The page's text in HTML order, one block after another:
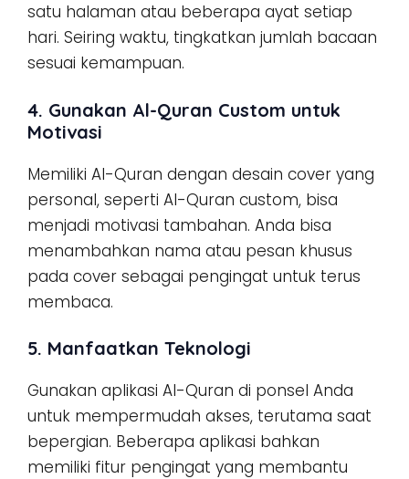
satu halaman atau beberapa ayat setiap
hari. Seiring waktu, tingkatkan jumlah bacaan
sesuai kemampuan.
4. Gunakan Al-Quran Custom untuk
Motivasi
Memiliki Al-Quran dengan desain cover yang
personal, seperti Al-Quran custom, bisa
menjadi motivasi tambahan. Anda bisa
menambahkan nama atau pesan khusus
pada cover sebagai pengingat untuk terus
membaca.
5. Manfaatkan Teknologi
Gunakan aplikasi Al-Quran di ponsel Anda
untuk mempermudah akses, terutama saat
bepergian. Beberapa aplikasi bahkan
memiliki fitur pengingat yang membantu